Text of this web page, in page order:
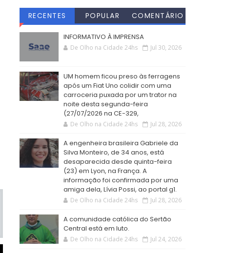
RECENTES POPULAR
COMENTÁRIO
INFORMATIVO À IMPRENSA
De Olho na Cidade 24hs Jul 30, 2026
UM homem ficou preso às ferragens
após um Fiat Uno colidir com uma
carroceria puxada por um trator na
noite desta segunda-feira
(27/07/2026 na CE-329,
De Olho na Cidade 24hs Jul 28, 2026
A engenheira brasileira Gabriele da
Silva Monteiro, de 34 anos, está
desaparecida desde quinta-feira
(23) em Lyon, na França. A
informação foi confirmada por uma
amiga dela, Lívia Possi, ao portal g1.
De Olho na Cidade 24hs Jul 28, 2026
A comunidade católica do Sertão
Central está em luto.
De Olho na Cidade 24hs Jul 24, 2026